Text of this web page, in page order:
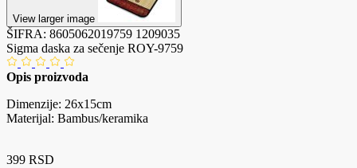
View larger image
ŠIFRA: 8605062019759 1209035
Sigma daska za sečenje ROY-9759
Opis proizvoda
Dimenzije: 26x15cm
Materijal: Bambus/keramika
399 RSD